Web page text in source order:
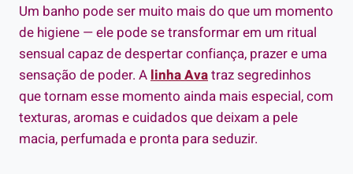
Um banho pode ser muito mais do que um momento
de higiene — ele pode se transformar em um ritual
sensual capaz de despertar confiança, prazer e uma
sensação de poder. A linha Avatraz segredinhos
que tornam esse momento ainda mais especial, com
texturas, aromas e cuidados que deixam a pele
macia, perfumada e pronta para seduzir.